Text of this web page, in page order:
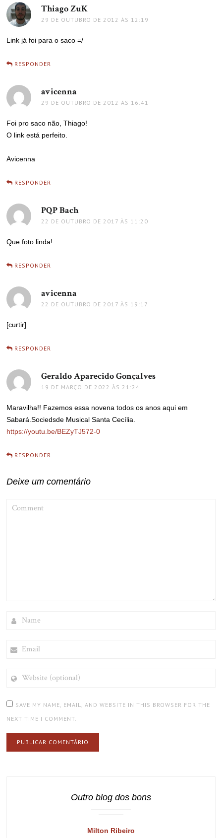
Thiago ZuK
29 DE OUTUBRO DE 2012 ÀS 12:19
Link já foi para o saco =/
RESPONDER
avicenna
29 DE OUTUBRO DE 2012 ÀS 16:41
Foi pro saco não, Thiago!
O link está perfeito.
Avicenna
RESPONDER
PQP Bachdisse:
22 DE OUTUBRO DE 2017 ÀS 11:20
Que foto linda!
RESPONDER
avicenna
22 DE OUTUBRO DE 2017 ÀS 19:17
[curtir]
RESPONDER
Geraldo Aparecido Gonçalves
19 DE MARÇO DE 2022 ÀS 21:24
Maravilha!! Fazemos essa novena todos os anos aqui em
Sabará.Sociedsde Musical Santa Cecília.
https://youtu.be/BEZyTJ572-0
RESPONDER
Deixe um comentário
(OPTIONAL)
SAVE MY NAME, EMAIL, AND WEBSITE IN THIS BROWSER FOR THE
NEXT TIME I COMMENT.
Outro blog dos bons
Milton Ribeiro